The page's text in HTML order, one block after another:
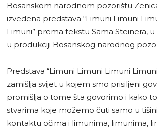
Bosanskom narodnom pozorištu
izvedena predstava “Limuni Limuni
Limuni” prema tekstu Sama Steinera, u
u produkciji Bosanskog narodnog
Predstava “Limuni Limuni Limuni
zamišlja svijet u kojem smo prisiljeni
promišlja o tome šta govorimo i kako
stvarima koje možemo čuti samo u
kontaktu očima i limunima, limunima,